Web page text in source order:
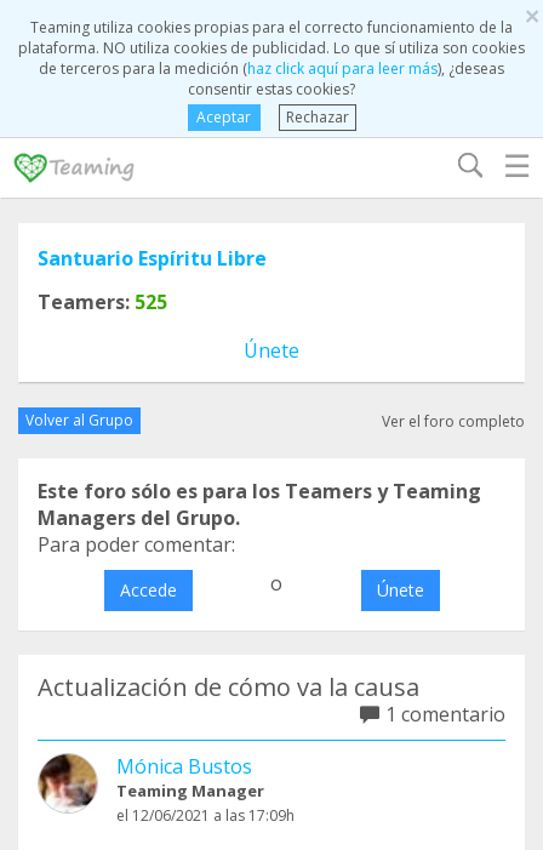
×
Teaming utiliza cookies propias para el correcto funcionamiento de la
plataforma. NO utiliza cookies de publicidad. Lo que sí utiliza son cookies
de terceros para la medición (haz click aquí para leer más), ¿deseas
consentir estas cookies?
Aceptar
Rechazar
☰
Santuario Espíritu Libre
Teamers: 525
Únete
Volver al Grupo Ver el foro completo
Este foro sólo es para los Teamers y Teaming
Managers del Grupo.
Para poder comentar:
Accede o Únete
Actualización de cómo va la causa
1 comentario
Mónica Bustos
Teaming Manager
el 12/06/2021 a las 17:09h